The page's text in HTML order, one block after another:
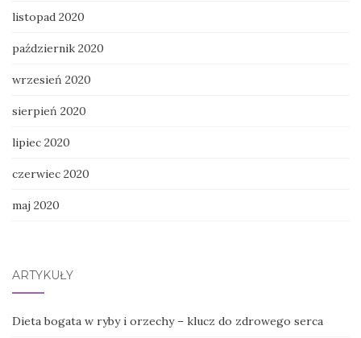
listopad 2020
październik 2020
wrzesień 2020
sierpień 2020
lipiec 2020
czerwiec 2020
maj 2020
ARTYKUŁY
Dieta bogata w ryby i orzechy – klucz do zdrowego serca